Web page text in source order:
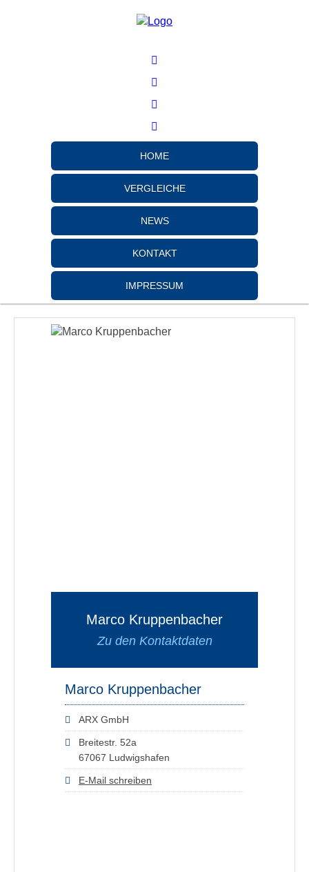
HOME
VERGLEICHE
NEWS
KONTAKT
IMPRESSUM
Marco Kruppenbacher
Zu den Kontaktdaten
Marco Kruppenbacher
ARX GmbH
Breitestr. 52a
67067 Ludwigshafen
E-Mail schreiben